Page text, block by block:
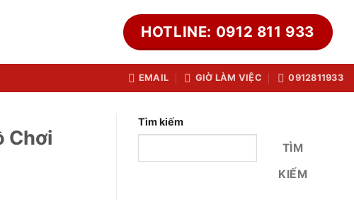
HOTLINE: 0912 811 933
EMAIL GIỜ LÀM VIỆC 0912811933
Chơi
Tìm kiếm
TÌM
KIẾM